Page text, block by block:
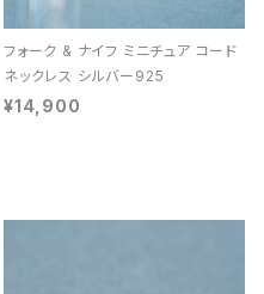
フォーク & ナイフ ミニチュア コード
ネックレス シルバー925
¥14,900